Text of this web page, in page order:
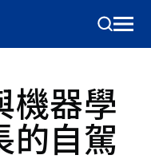
機器學
自駕